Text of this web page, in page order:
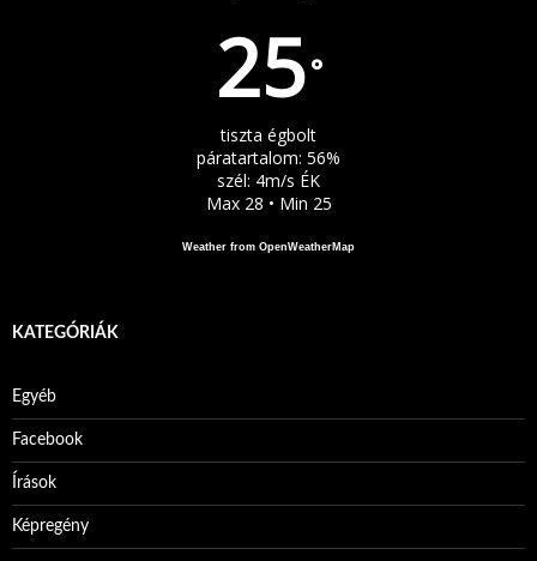
25°
tiszta égbolt
páratartalom: 56%
szél: 4m/s ÉK
Max 28 • Min 25
Weather from OpenWeatherMap
KATEGÓRIÁK
Egyéb
Facebook
Írások
Képregény